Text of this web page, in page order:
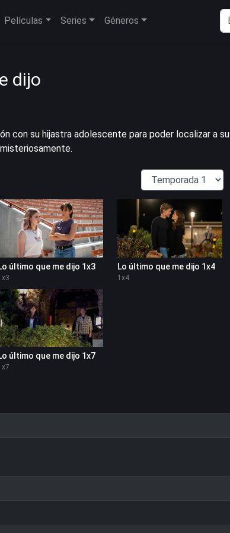
Películas Series Géneros
dijo
con su hijastra adolescente para poder localizar a su
último que me dijo 1x3
x3
Lo último que me dijo 1x4
1 x4
último que me dijo 1x7
x7